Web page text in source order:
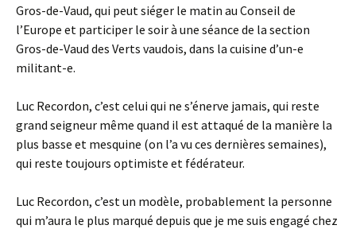
Gros-de-Vaud, qui peut siéger le matin au Conseil de
l’Europe et participer le soir à une séance de la section
Gros-de-Vaud des Verts vaudois, dans la cuisine d’un-e
militant-e.
Luc Recordon, c’est celui qui ne s’énerve jamais, qui reste
grand seigneur même quand il est attaqué de la manière la
plus basse et mesquine (on l’a vu ces dernières semaines),
qui reste toujours optimiste et fédérateur.
Luc Recordon, c’est un modèle, probablement la personne
qui m’aura le plus marqué depuis que je me suis engagé chez